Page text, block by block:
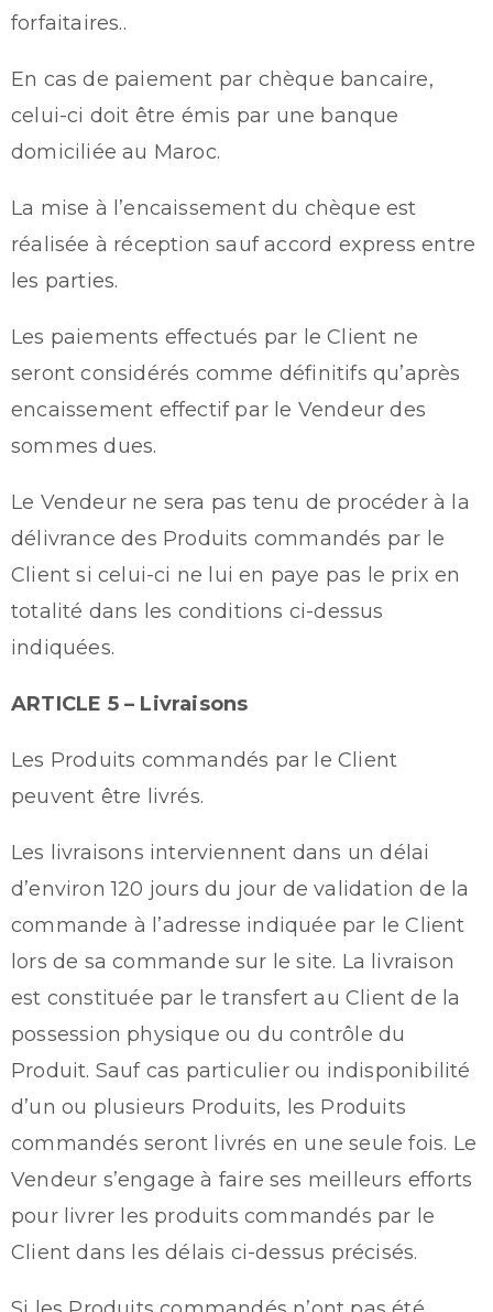
forfaitaires..
En cas de paiement par chèque bancaire,
celui-ci doit être émis par une banque
domiciliée au Maroc.
La mise à l’encaissement du chèque est
réalisée à réception sauf accord express entre
les parties.
Les paiements effectués par le Client ne
seront considérés comme définitifs qu’après
encaissement effectif par le Vendeur des
sommes dues.
Le Vendeur ne sera pas tenu de procéder à la
délivrance des Produits commandés par le
Client si celui-ci ne lui en paye pas le prix en
totalité dans les conditions ci-dessus
indiquées.
ARTICLE 5 – Livraisons
Les Produits commandés par le Client
peuvent être livrés.
Les livraisons interviennent dans un délai
d’environ 120 jours du jour de validation de la
commande à l’adresse indiquée par le Client
lors de sa commande sur le site. La livraison
est constituée par le transfert au Client de la
possession physique ou du contrôle du
Produit. Sauf cas particulier ou indisponibilité
d’un ou plusieurs Produits, les Produits
commandés seront livrés en une seule fois. Le
Vendeur s’engage à faire ses meilleurs efforts
pour livrer les produits commandés par le
Client dans les délais ci-dessus précisés.